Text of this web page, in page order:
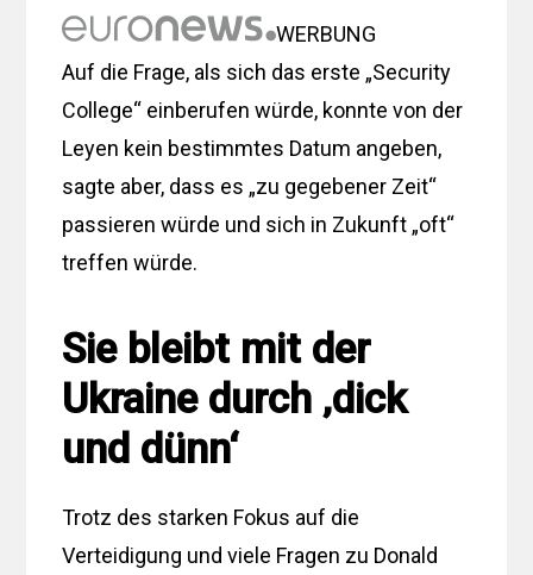
WERBUNG
Auf die Frage, als sich das erste „Security
College“ einberufen würde, konnte von der
Leyen kein bestimmtes Datum angeben,
sagte aber, dass es „zu gegebener Zeit“
passieren würde und sich in Zukunft „oft“
treffen würde.
Sie bleibt mit der
Ukraine durch ‚dick
und dünn‘
Trotz des starken Fokus auf die
Verteidigung und viele Fragen zu Donald